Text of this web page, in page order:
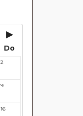
▸
Do
2
9
16